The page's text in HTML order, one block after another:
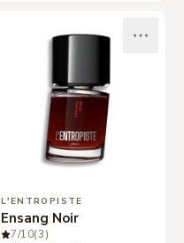
L'ENTROPISTE
Ensang Noir
7/10(3)